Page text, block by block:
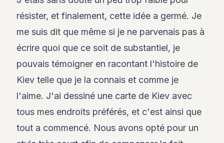
résister, et finalement, cette idée a germé. Je
me suis dit que même si je ne parvenais pas à
écrire quoi que ce soit de substantiel, je
pouvais témoigner en racontant l'histoire de
Kiev telle que je la connais et comme je
l'aime. J'ai dessiné une carte de Kiev avec
tous mes endroits préférés, et c'est ainsi que
tout a commencé. Nous avons opté pour un